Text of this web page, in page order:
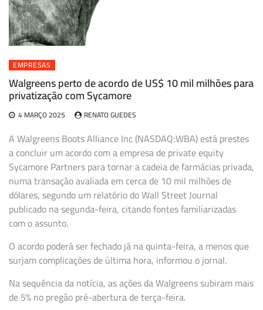
EMPRESAS
Walgreens perto de acordo de US$ 10 mil milhões para
privatização com Sycamore
4 MARÇO 2025 RENATO GUEDES
A Walgreens Boots Alliance Inc (NASDAQ:WBA) está prestes
a concluir um acordo com a empresa de private equity
Sycamore Partners para tornar a cadeia de farmácias privada,
numa transação avaliada em cerca de 10 mil milhões de
dólares, segundo um relatório do Wall Street Journal
publicado na segunda-feira, citando fontes familiarizadas
com o assunto.
O acordo poderá ser fechado já na quinta-feira, a menos que
surjam complicações de última hora, informou o jornal.
Na sequência da notícia, as ações da Walgreens subiram mais
de 5% no pregão pré-abertura de terça-feira.